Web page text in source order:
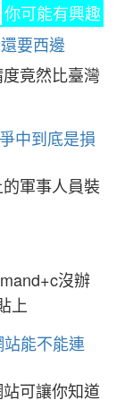
你可能有興趣
要西邊
竟然比臺灣
中到底是損
軍事人員裝
沒辦
上
能不能連
可讓你知道